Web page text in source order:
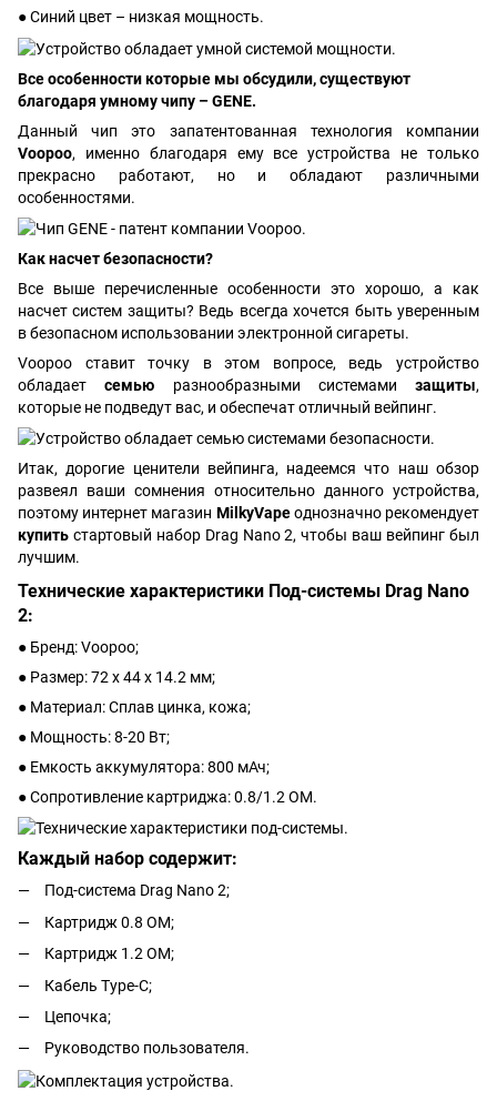
● Синий цвет – низкая мощность.
Все особенности которые мы обсудили, существуют
благодаря умному чипу – GENE.
Данный чип это запатентованная технология компании
Voopoo, именно благодаря ему все устройства не только
прекрасно работают, но и обладают различными
особенностями.
Как насчет безопасности?
Все выше перечисленные особенности это хорошо, а как
насчет систем защиты? Ведь всегда хочется быть уверенным
в безопасном использовании электронной сигареты.
Voopoo ставит точку в этом вопросе, ведь устройство
обладаетсемью разнообразными системами защиты,
которые не подведут вас, и обеспечат отличный вейпинг.
Итак, дорогие ценители вейпинга, надеемся что наш обзор
развеял ваши сомнения относительно данного устройства,
поэтому интернет магазин MilkyVapeоднозначно рекомендует
купить стартовый набор Drag Nano 2, чтобы ваш вейпинг был
лучшим.
Технические характеристики Под-системы Drag Nano
2:
● Бренд: Voopoo;
● Размер: 72 х 44 х 14.2 мм;
● Материал: Сплав цинка, кожа;
● Мощность: 8-20 Вт;
● Емкость аккумулятора: 800 мАч;
● Сопротивление картриджа: 0.8/1.2 ОМ.
Каждый набор содержит:
Под-система Drag Nano 2;
Картридж 0.8 ОМ;
Картридж 1.2 ОМ;
Кабель Type-C;
Цепочка;
Руководство пользователя.